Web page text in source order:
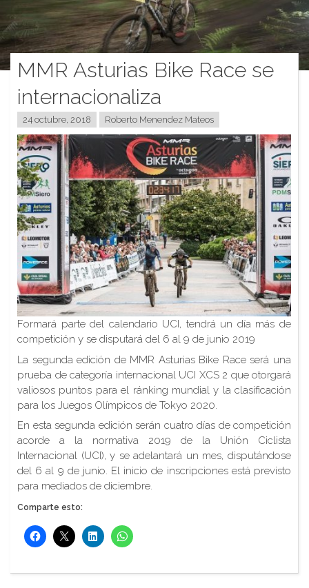
MMR Asturias Bike Race se
internacionaliza
24 octubre, 2018 Roberto Menendez Mateos
Formará parte del calendario UCI, tendrá un día más de
competición y se disputará del 6 al 9 de junio 2019
La segunda edición de MMR Asturias Bike Race será una
prueba de categoría internacional UCI XCS 2 que otorgará
valiosos puntos para el ránking mundial y la clasificación
para los Juegos Olímpicos de Tokyo 2020.
En esta segunda edición serán cuatro días de competición
acorde a la normativa 2019 de la Unión Ciclista
Internacional (UCI), y se adelantará un mes, disputándose
del 6 al 9 de junio. El inicio de inscripciones está previsto
para mediados de diciembre.
Comparte esto: